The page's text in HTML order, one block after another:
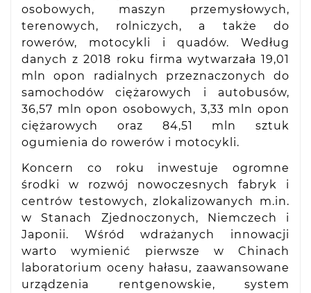
osobowych, maszyn przemysłowych,
terenowych, rolniczych, a także do
rowerów, motocykli i quadów. Według
danych z 2018 roku firma wytwarzała 19,01
mln opon radialnych przeznaczonych do
samochodów ciężarowych i autobusów,
36,57 mln opon osobowych, 3,33 mln opon
ciężarowych oraz 84,51 mln sztuk
ogumienia do rowerów i motocykli.
Koncern co roku inwestuje ogromne
środki w rozwój nowoczesnych fabryk i
centrów testowych, zlokalizowanych m.in.
w Stanach Zjednoczonych, Niemczech i
Japonii. Wśród wdrażanych innowacji
warto wymienić pierwsze w Chinach
laboratorium oceny hałasu, zaawansowane
urządzenia rentgenowskie, system